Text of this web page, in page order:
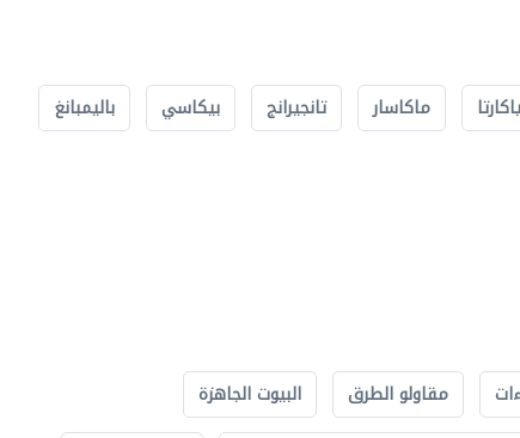
ماكاسار تانجيرانج بيكاسي باليمبانغ
مقاولو الطرق
البيوت الجاهزة